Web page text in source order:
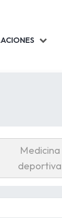
Medicina
deportiva